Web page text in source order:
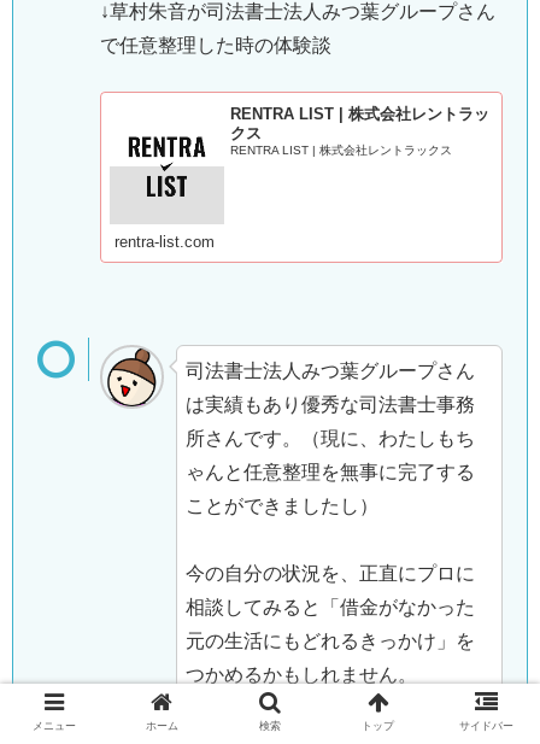
↓草村朱音が司法書士法人みつ葉グループさん
で任意整理した時の体験談
RENTRA LIST | 株式会社レントラッ
クス
RENTRA LIST | 株式会社レントラックス
rentra-list.com
司法書士法人みつ葉グループさん
は実績もあり優秀な司法書士事務
所さんです。（現に、わたしもち
ゃんと任意整理を無事に完了する
ことができましたし）
今の自分の状況を、正直にプロに
相談してみると「借金がなかった
元の生活にもどれるきっかけ」を
つかめるかもしれません。
メニュー ホーム 検索 トップ サイドバー